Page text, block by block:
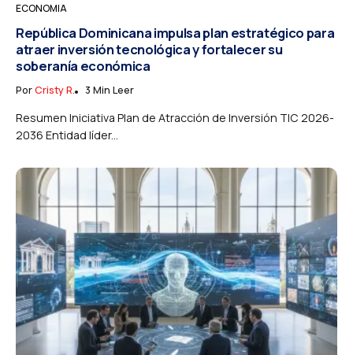
ECONOMIA
República Dominicana impulsa plan estratégico para
atraer inversión tecnológica y fortalecer su
soberanía económica
PorCristy R. 3 Min Leer
Resumen Iniciativa Plan de Atracción de Inversión TIC 2026-
2036 Entidad líder...